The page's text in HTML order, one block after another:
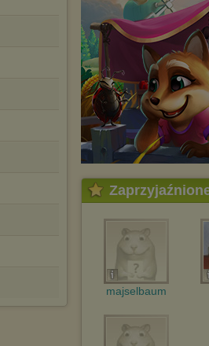
majselbaum